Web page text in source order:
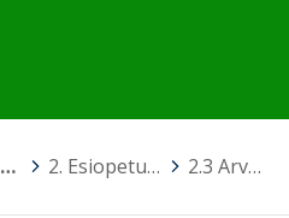
Esiopetuksen opetussuunnitelma > 2. Esiopetuksen tehtävä ja yleiset tavoitteet > 2.3 Arvoperusta